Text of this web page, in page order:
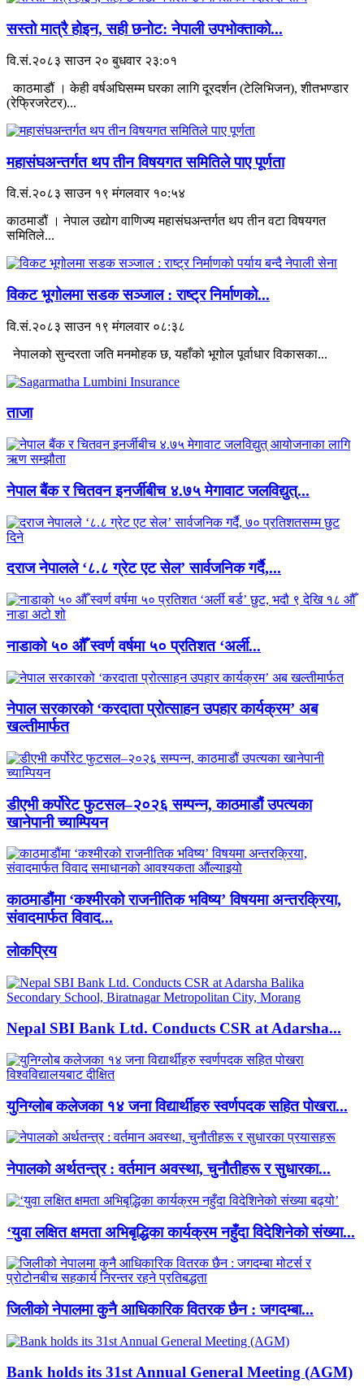
सस्तो मात्रै होइन, सही छनोट: नेपाली उपभोक्ताको...
वि.सं.२०८३ साउन २० बुधवार २३:०१
काठमाडौं । केही वर्षअघिसम्म घरका लागि दूरदर्शन (टेलिभिजन), शीतभण्डार
(रेफ्रिजरेटर)...
महासंघअन्तर्गत थप तीन विषयगत समितिले पाए पूर्णता
वि.सं.२०८३ साउन १९ मंगलवार १०:५४
काठमाडौं । नेपाल उद्योग वाणिज्य महासंघअन्तर्गत थप तीन वटा विषयगत
समितिले...
विकट भूगोलमा सडक सञ्जाल : राष्ट्र निर्माणको...
वि.सं.२०८३ साउन १९ मंगलवार ०८:३८
नेपालको सुन्दरता जति मनमोहक छ, यहाँको भूगोल पूर्वाधार विकासका...
ताजा
नेपाल बैंक र चितवन इनर्जीबीच ४.७५ मेगावाट जलविद्युत्...
दराज नेपालले ‘८.८ ग्रेट एट सेल’ सार्वजनिक गर्दै,...
नाडाको ५० औँ स्वर्ण वर्षमा ५० प्रतिशत ‘अर्ली...
नेपाल सरकारको ‘करदाता प्रोत्साहन उपहार कार्यक्रम’ अब
खल्तीमार्फत
डीएभी कर्पोरेट फुटसल–२०२६ सम्पन्न, काठमाडौं उपत्यका
खानेपानी च्याम्पियन
काठमाडौंमा ‘कश्मीरको राजनीतिक भविष्य’ विषयमा अन्तरक्रिया,
संवादमार्फत विवाद...
लाेकप्रिय
Nepal SBI Bank Ltd. Conducts CSR at Adarsha...
युनिग्लोब कलेजका १४ जना विद्यार्थीहरु स्वर्णपदक सहित पोखरा...
नेपालको अर्थतन्त्र : वर्तमान अवस्था, चुनौतीहरू र सुधारका...
‘युवा लक्षित क्षमता अभिबृद्धिका कार्यक्रम नहुँदा विदेशिनेको संख्या...
जिलीको नेपालमा कुनै आधिकारिक वितरक छैन : जगदम्बा...
Bank holds its 31st Annual General Meeting (AGM)